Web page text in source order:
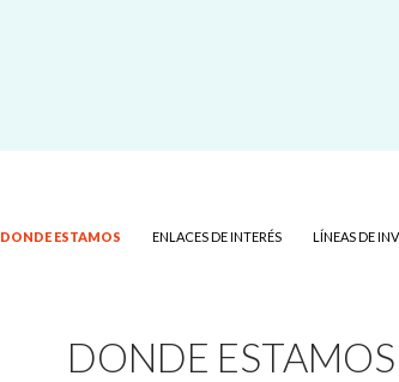
DONDE ESTAMOS ENLACES DE INTERÉS LÍNEAS DE
DONDE ESTAMOS